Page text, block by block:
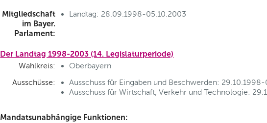
Mitgliedschaft
im Bayer.
Parlament:
Landtag: 28.09.1998-05.10.2003
Der Landtag 1998-2003 (14. Legislaturperiode)
Wahlkreis:
Oberbayern
Ausschüsse:
Ausschuss für Eingaben und Beschwerden:
Ausschuss für Wirtschaft, Verkehr und Technologie:
Mandatsunabhängige Funktionen: